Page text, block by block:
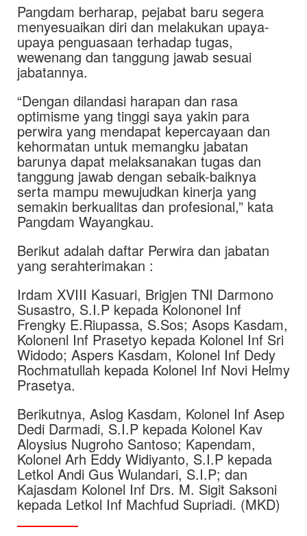
Pangdam berharap, pejabat baru segera
menyesuaikan diri dan melakukan upaya-
upaya penguasaan terhadap tugas,
wewenang dan tanggung jawab sesuai
jabatannya.
“Dengan dilandasi harapan dan rasa
optimisme yang tinggi saya yakin para
perwira yang mendapat kepercayaan dan
kehormatan untuk memangku jabatan
barunya dapat melaksanakan tugas dan
tanggung jawab dengan sebaik-baiknya
serta mampu mewujudkan kinerja yang
semakin berkualitas dan profesional,” kata
Pangdam Wayangkau.
Berikut adalah daftar Perwira dan jabatan
yang serahterimakan :
Irdam XVIII Kasuari, Brigjen TNI Darmono
Susastro, S.I.P kepada Kolononel Inf
Frengky E.Riupassa, S.Sos; Asops Kasdam,
Kolonenl Inf Prasetyo kepada Kolonel Inf Sri
Widodo; Aspers Kasdam, Kolonel Inf Dedy
Rochmatullah kepada Kolonel Inf Novi Helmy
Prasetya.
Berikutnya, Aslog Kasdam, Kolonel Inf Asep
Dedi Darmadi, S.I.P kepada Kolonel Kav
Aloysius Nugroho Santoso; Kapendam,
Kolonel Arh Eddy Widiyanto, S.I.P kepada
Letkol Andi Gus Wulandari, S.I.P; dan
Kajasdam Kolonel Inf Drs. M. Sigit Saksoni
kepada Letkol Inf Machfud Supriadi. (MKD)